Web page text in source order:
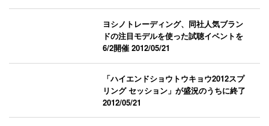
ヨシノトレーディング、同社人気ブラン
ドの注目モデルを使った試聴イベントを
6/2開催2012/05/21
「ハイエンドショウトウキョウ2012スプ
リング セッション」が盛況のうちに終了
2012/05/21